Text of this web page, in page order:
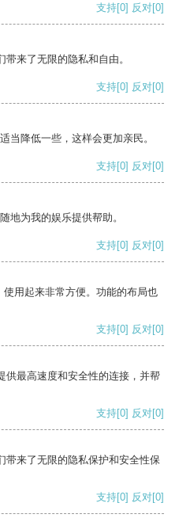
支持[0] 反对[0]
来了无限的隐私和自由。
支持[0] 反对[0]
当降低一些，这样会更加亲民。
支持[0] 反对[0]
地为我的娱乐提供帮助。
支持[0] 反对[0]
用起来非常方便。功能的布局也
支持[0] 反对[0]
供最高速度和安全性的连接，并帮
支持[0] 反对[0]
带来了无限的隐私保护和安全性保
支持[0] 反对[0]